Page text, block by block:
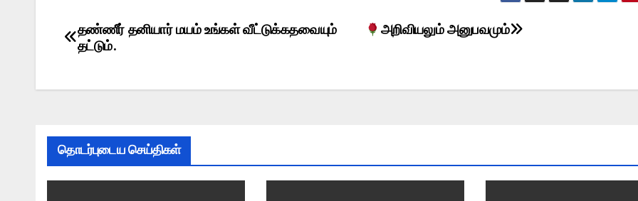
Post
அறிவியலும் அனுபவமும்
தண்ணீர் தனியார் மயம் உங்கள் வீட்டுக்கதவையும்
தட்டும்.
தொடர்புடைய செய்திகள்